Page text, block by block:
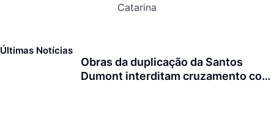
Catarina
Últimas Notícias
Obras da duplicação da Santos
Dumont interditam cruzamento com